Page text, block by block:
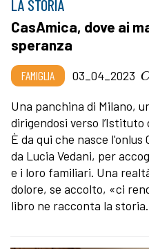
LA STORIA
CasAmica, dove ai
speranza
FAMIGLIA 03_04_2023
Una panchina di Milano,
dirigendosi verso l’Istituto
È da qui che nasce l'onlus
da Lucia Vedani, per
e i loro familiari. Una
dolore, se accolto, «ci
libro ne racconta la storia.